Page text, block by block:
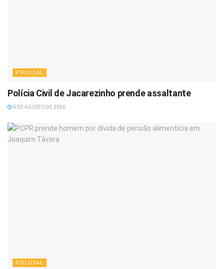
POLICIAL
Polícia Civil de Jacarezinho prende assaltante
6 DE AGOSTO DE 2026
POLICIAL